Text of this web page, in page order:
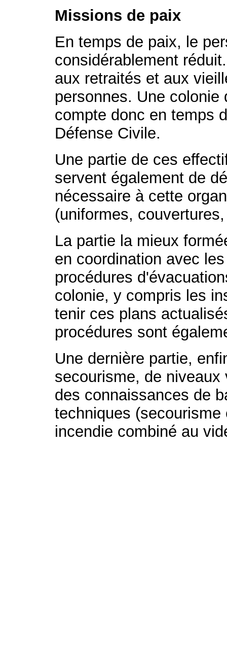
Missions de paix
En temps de paix, le
considérablement
aux retraités et aux
personnes. Une
compte donc en temps
Défense Civile.
Une partie de ces
servent également de
nécessaire à cette
(uniformes,
La partie la mieux
en coordination avec
procédures
colonie, y compris les
tenir ces plans
procédures sont
Une dernière partie,
secourisme, de
des connaissances de
techniques
incendie combiné au